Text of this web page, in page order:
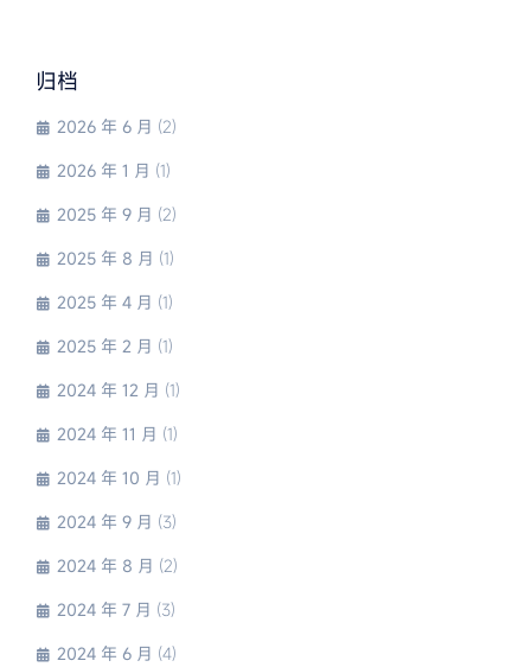
归档
2026 年 6 月 (2)
2026 年 1 月 (1)
2025 年 9 月 (2)
2025 年 8 月 (1)
2025 年 4 月 (1)
2025 年 2 月 (1)
2024 年 12 月 (1)
2024 年 11 月 (1)
2024 年 10 月 (1)
2024 年 9 月 (3)
2024 年 8 月 (2)
2024 年 7 月 (3)
2024 年 6 月 (4)